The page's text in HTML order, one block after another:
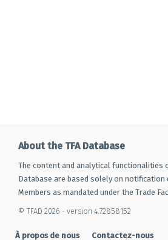
About the TFA Database
The content and analytical functionalities
Database are based solely on notification
Members as mandated under the Trade
© TFAD 2026 - version 4.72858152
À propos de nous
Contactez-nous